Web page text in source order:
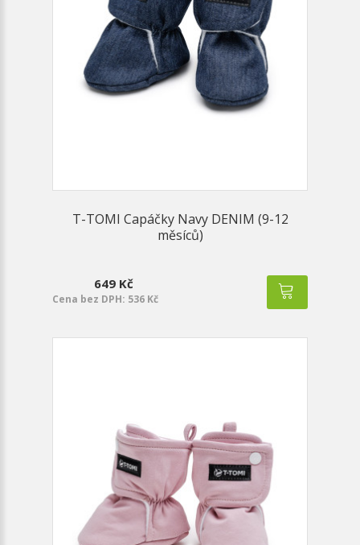
T-TOMI Capáčky Navy DENIM (9-12
měsíců)
649 Kč
Cena bez DPH: 536 Kč